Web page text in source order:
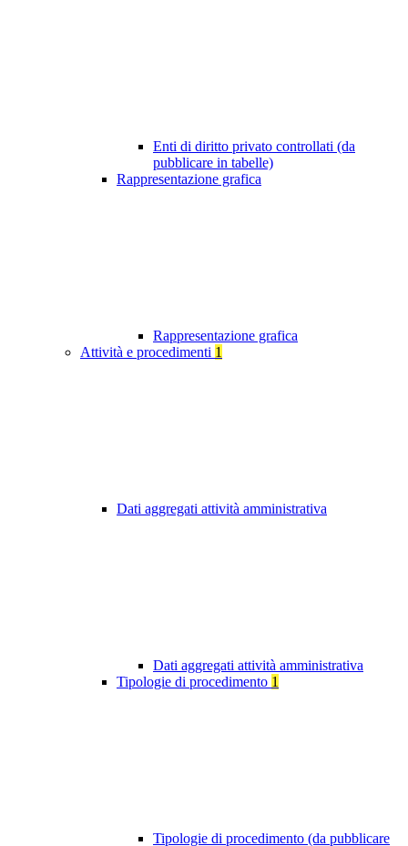
Enti di diritto privato controllati (da
pubblicare in tabelle)
Rappresentazione grafica
Rappresentazione grafica
Attività e procedimenti 1
Dati aggregati attività amministrativa
Dati aggregati attività amministrativa
Tipologie di procedimento 1
Tipologie di procedimento (da pubblicare